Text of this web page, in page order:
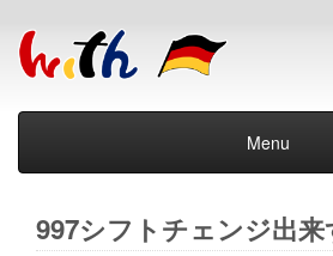
Menu
997シフトチェンジ出来